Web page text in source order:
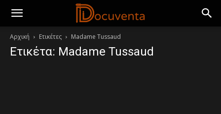
Αρχική Ετικέτες Madame Tussaud
Ετικέτα: Madame Tussaud